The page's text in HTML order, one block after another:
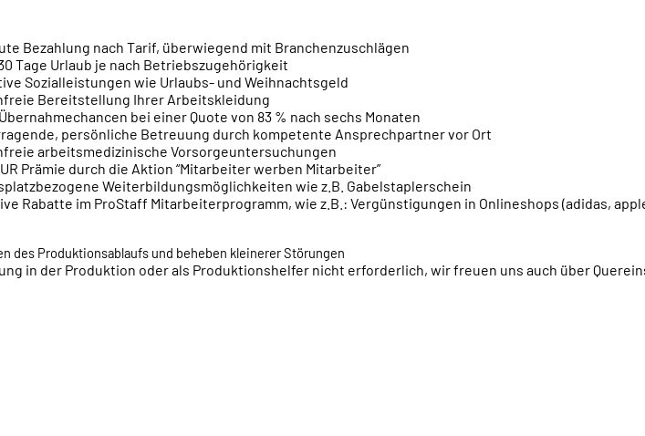
Bezahlung nach Tarif, überwiegend mit Branchenzuschlägen
Tage Urlaub je nach Betriebszugehörigkeit
Sozialleistungen wie Urlaubs- und Weihnachtsgeld
Bereitstellung Ihrer Arbeitskleidung
bei einer Quote von 83 % nach sechs Monaten
persönliche Betreuung durch kompetente Ansprechpartner vor Ort
arbeitsmedizinische Vorsorgeuntersuchungen
Prämie durch die Aktion “Mitarbeiter werben Mitarbeiter”
Weiterbildungsmöglichkeiten wie z.B. Gabelstaplerschein
Rabatte im ProStaff Mitarbeiterprogramm, wie z.B.: Vergünstigungen in Onlineshops (adidas,
des Produktionsablaufs und beheben kleinerer Störungen
in der Produktion oder als Produktionshelfer nicht erforderlich, wir freuen uns auch über